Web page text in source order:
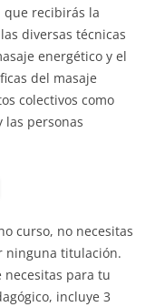
que recibirás la
diversas técnicas
energético y el
del masaje
colectivos como
las personas
curso, no necesitas
ninguna titulación.
para tu
incluye 3